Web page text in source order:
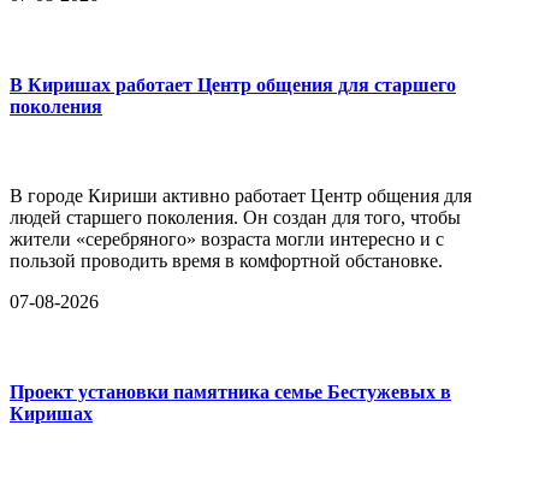
В Киришах работает Центр общения для старшего
поколения
В городе Кириши активно работает Центр общения для
людей старшего поколения. Он создан для того, чтобы
жители «серебряного» возраста могли интересно и с
пользой проводить время в комфортной обстановке.
07-08-2026
Проект установки памятника семье Бестужевых в
Киришах